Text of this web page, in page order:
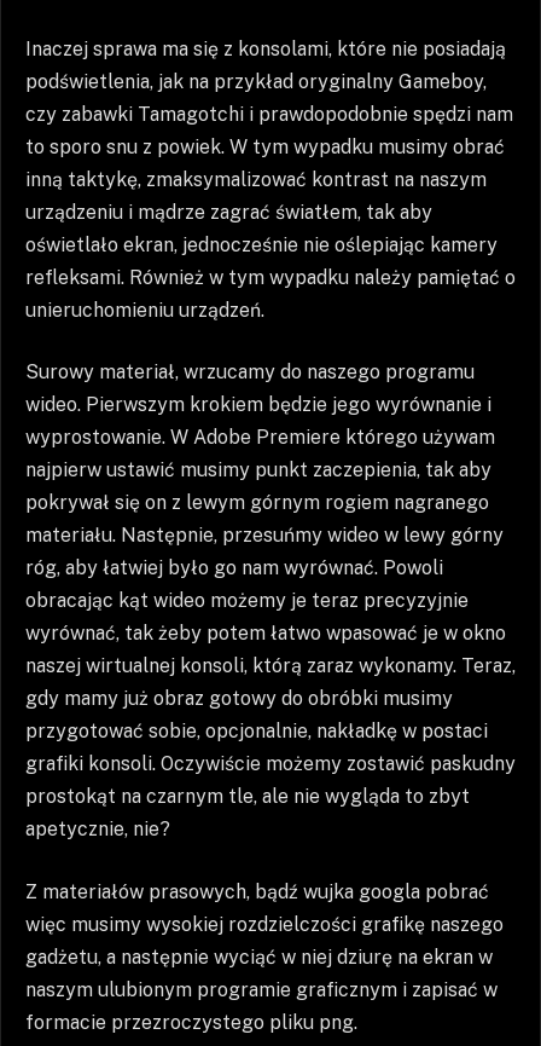
Inaczej sprawa ma się z konsolami, które nie posiadają
podświetlenia, jak na przykład oryginalny Gameboy,
czy zabawki Tamagotchi i prawdopodobnie spędzi nam
to sporo snu z powiek. W tym wypadku musimy obrać
inną taktykę, zmaksymalizować kontrast na naszym
urządzeniu i mądrze zagrać światłem, tak aby
oświetlało ekran, jednocześnie nie oślepiając kamery
refleksami. Również w tym wypadku należy pamiętać o
unieruchomieniu urządzeń.
Surowy materiał, wrzucamy do naszego programu
wideo. Pierwszym krokiem będzie jego wyrównanie i
wyprostowanie. W Adobe Premiere którego używam
najpierw ustawić musimy punkt zaczepienia, tak aby
pokrywał się on z lewym górnym rogiem nagranego
materiału. Następnie, przesuńmy wideo w lewy górny
róg, aby łatwiej było go nam wyrównać. Powoli
obracając kąt wideo możemy je teraz precyzyjnie
wyrównać, tak żeby potem łatwo wpasować je w okno
naszej wirtualnej konsoli, którą zaraz wykonamy. Teraz,
gdy mamy już obraz gotowy do obróbki musimy
przygotować sobie, opcjonalnie, nakładkę w postaci
grafiki konsoli. Oczywiście możemy zostawić paskudny
prostokąt na czarnym tle, ale nie wygląda to zbyt
apetycznie, nie?
Z materiałów prasowych, bądź wujka googla pobrać
więc musimy wysokiej rozdzielczości grafikę naszego
gadżetu, a następnie wyciąć w niej dziurę na ekran w
naszym ulubionym programie graficznym i zapisać w
formacie przezroczystego pliku png.